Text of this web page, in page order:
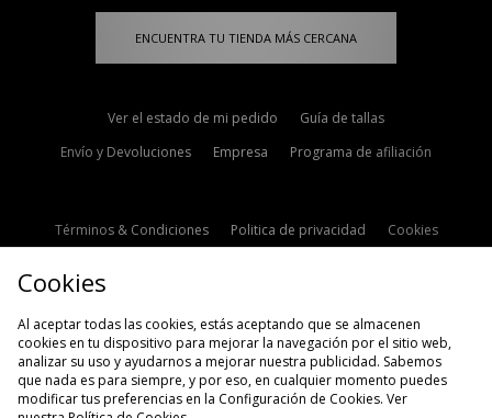
ENCUENTRA TU TIENDA MÁS CERCANA
Ver el estado de mi pedido
Guía de tallas
Envío y Devoluciones
Empresa Programa de afiliación
Términos & Condiciones Politica de privacidad
Cookies
Cookies
Al aceptar todas las cookies, estás aceptando que se almacenen
cookies en tu dispositivo para mejorar la navegación por el sitio web,
analizar su uso y ayudarnos a mejorar nuestra publicidad. Sabemos
que nada es para siempre, y por eso, en cualquier momento puedes
modificar tus preferencias en la Configuración de Cookies. Ver